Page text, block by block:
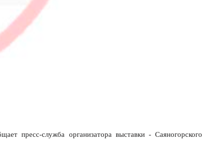
пресс-служба организатора выставки - Саяногорского